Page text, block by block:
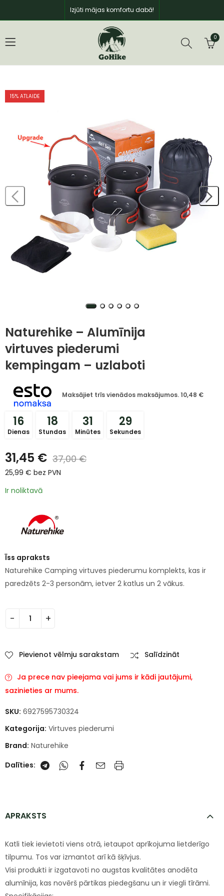
Izjūti mājas komfortu dabā!
0
15% ATLAIDE
Naturehike – Alumīnija
virtuves piederumi
kempingam – uzlaboti
Maksājiet trīs vienādos maksājumos.10,48 €
16
Dienas
18
Stundas
31
Minūtes
28
Sekundes
31,45 € 37,00€
25,99 € bez PVN
Ir noliktavā
Īss apraksts
Naturehike Camping virtuves piederumu komplekts, kas ir
paredzēts 2-3 personām, ietver 2 katlus un 2 vākus.
Pievienot vēlmju sarakstam Salīdzināt
Ja prece nav pieejama vai jums ir kādi jautājumi,
sazinieties ar mums.
SKU: 6927595730324
Kategorija: Virtuves piederumi
Brand: Naturehike
Dalīties:
APRAKSTS
Katli tiek ievietoti viens otrā, ietaupot aprīkojuma lietderīgo
tilpumu. Tos var izmantot arī kā šķīvjus.
Visi produkti ir izgatavoti no augstas kvalitātes anodēta
alumīnija, kas novērš pārtikas piedegšanu un ir viegli tīrāmi.